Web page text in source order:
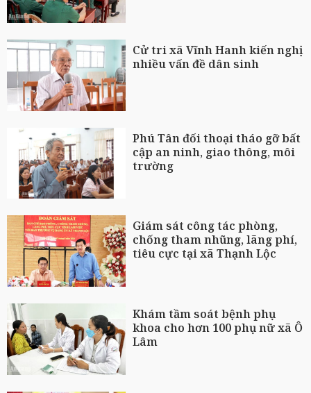
Cử tri xã Vĩnh Hanh kiến nghị
nhiều vấn đề dân sinh
Phú Tân đối thoại tháo gỡ bất
cập an ninh, giao thông, môi
trường
Giám sát công tác phòng,
chống tham nhũng, lãng phí,
tiêu cực tại xã Thạnh Lộc
Khám tầm soát bệnh phụ
khoa cho hơn 100 phụ nữ xã Ô
Lâm